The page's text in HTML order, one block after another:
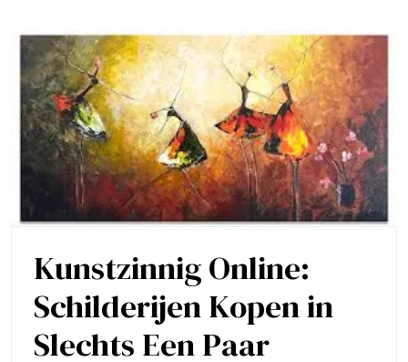
begint
hier!
Kunstzinnig Online:
Schilderijen Kopen in
Slechts Een Paar